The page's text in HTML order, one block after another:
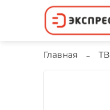
Главная ТВ